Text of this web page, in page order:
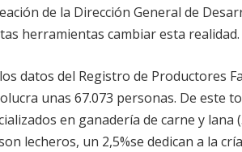
de la Dirección General de
herramientas cambiar esta realidad.
datos del Registro de Productores
unas 67.073 personas. De este
en ganadería de carne y lana
lecheros, un 2,5%se dedican a la